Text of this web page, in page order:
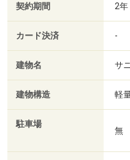
契約期間 2年
カード決済 -
建物名 サ
建物構造 軽
駐車場
無